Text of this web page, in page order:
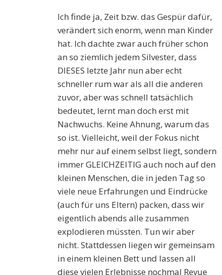
Ich finde ja, Zeit bzw. das Gespür dafür,
verändert sich enorm, wenn man Kinder
hat. Ich dachte zwar auch früher schon
an so ziemlich jedem Silvester, dass
DIESES letzte Jahr nun aber echt
schneller rum war als all die anderen
zuvor, aber was schnell tatsächlich
bedeutet, lernt man doch erst mit
Nachwuchs. Keine Ahnung, warum das
so ist. Vielleicht, weil der Fokus nicht
mehr nur auf einem selbst liegt, sondern
immer GLEICHZEITIG auch noch auf den
kleinen Menschen, die in jeden Tag so
viele neue Erfahrungen und Eindrücke
(auch für uns Eltern) packen, dass wir
eigentlich abends alle zusammen
explodieren müssten. Tun wir aber
nicht. Stattdessen liegen wir gemeinsam
in einem kleinen Bett und lassen all
diese vielen Erlebnisse nochmal Revue